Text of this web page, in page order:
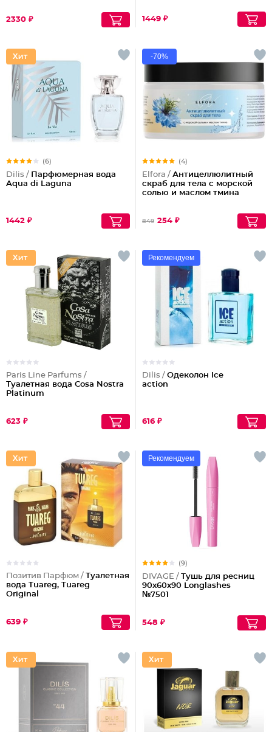
2330 ₽ 1449 ₽
(6)
Dilis / Парфюмерная вода
Aqua di Laguna
1442 ₽
-70%
(4)
Elfora / Антицеллюлитный
скраб для тела с морской
солью и маслом тмина
849 254 ₽
Paris Line Parfums /
Туалетная вода Cosa Nostra
Platinum
623 ₽
Рекомендуем
Dilis / Одеколон Ice
action
616 ₽
Позитив Парфюм / Туалетная
вода Tuareg, Tuareg
Original
639 ₽
Рекомендуем
(9)
DIVAGE / Тушь для ресниц
90x60x90 Longlashes
№7501
548 ₽